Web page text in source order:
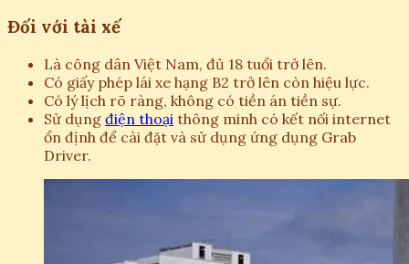
Đối với tài xế
Là công dân Việt Nam, đủ 18 tuổi trở lên.
Có giấy phép lái xe hạng B2 trở lên còn hiệu lực.
Có lý lịch rõ ràng, không có tiền án tiền sự.
Sử dụng điện thoại thông minh có kết nối internet
ổn định để cài đặt và sử dụng ứng dụng Grab
Driver.